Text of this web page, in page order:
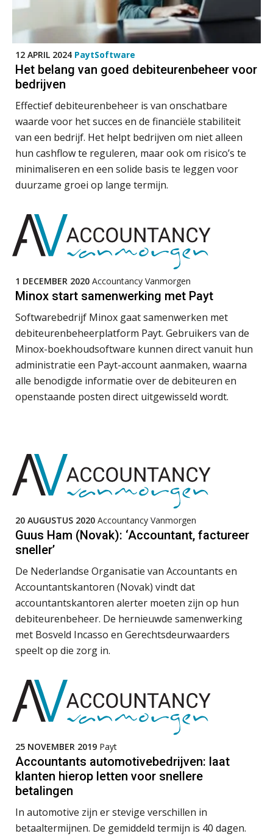
12 APRIL 2024 PaytSoftware
Het belang van goed debiteurenbeheer voor
bedrijven
Effectief debiteurenbeheer is van onschatbare
waarde voor het succes en de financiële stabiliteit
van een bedrijf. Het helpt bedrijven om niet alleen
hun cashflow te reguleren, maar ook om risico’s te
minimaliseren en een solide basis te leggen voor
duurzame groei op lange termijn.
1 DECEMBER 2020 Accountancy Vanmorgen
Minox start samenwerking met Payt
Softwarebedrijf Minox gaat samenwerken met
debiteurenbeheerplatform Payt. Gebruikers van de
Minox-boekhoudsoftware kunnen direct vanuit hun
administratie een Payt-account aanmaken, waarna
alle benodigde informatie over de debiteuren en
openstaande posten direct uitgewisseld wordt.
20 AUGUSTUS 2020 Accountancy Vanmorgen
Guus Ham (Novak): ‘Accountant, factureer
sneller’
De Nederlandse Organisatie van Accountants en
Accountantskantoren (Novak) vindt dat
accountantskantoren alerter moeten zijn op hun
debiteurenbeheer. De hernieuwde samenwerking
met Bosveld Incasso en Gerechtsdeurwaarders
speelt op die zorg in.
25 NOVEMBER 2019 Payt
Accountants automotivebedrijven: laat
klanten hierop letten voor snellere
betalingen
In automotive zijn er stevige verschillen in
betaaltermijnen. De gemiddeld termijn is 40 dagen.
Fusies en overnames | Met
waardebepalingen bedrijfsadvies
Driver-based models: de essentiële
bouwstenen voor elk finance team
Werven op klik is willekeurig. Zo
verminder je verloop structureel.
ABN Amro slokt NIBC op: wat deze
overname zegt over de
veranderende financiële markt
Boekhoudlandschap sterk
gefragmenteerd, softwarekampioen
ontbreekt (nog) in Europa
Hoe Hoek en Blok het
ondertekenproces drastisch
verbeterde
Schaalbaar IT-beheer sluit naadloos
aan bij het snelgroeiende Reanda
Govers bouwt aan een volwassen
ICT & AI | Data als fundament voor
innovatie
Microsoft Copilot gebruiken? Zorg
dat je eerst SharePoint op orde hebt
Terug naar het ambacht
Cyberbeveiligingswet definitief: dit
moet je accountantskantoor vóór 15
augustus geregeld hebben
Waarom SharePoint en Copilot je de
vaak meer ruis dan overzicht brengt”
ICT & AI | “Accountancywerk
verandert sneller dan de meeste
kantoren beseffen”
De cijfers kloppen. Maar klopt de
cultuur ook?
gesprek met Susan Hendriks
Registeraccountant, EJP Financial Astronauts –
‘s-Hertogenbosch
Relatiebeheerder – Almelo
BonsenReuling
Corporate Finance Advisor
KNAV
Scab
Gevorderd Assistent Accountant – Enschede
BonsenReuling
Klantadviseur Accountancy (32-40 uur)
Finnerz